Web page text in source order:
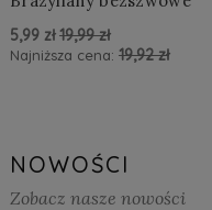
5,99 zł 19,99 zł
Najniższa cena: 19,92 zł
NOWOŚCI
Zobacz nasze nowości